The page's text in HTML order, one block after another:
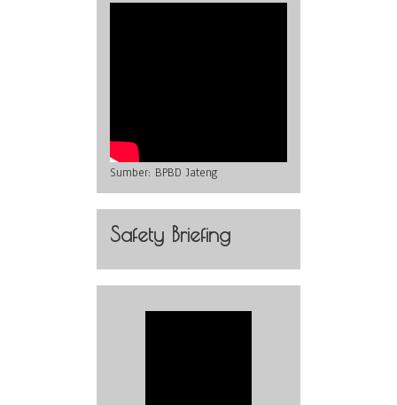
Sumber: BPBD Jateng
Safety Briefing